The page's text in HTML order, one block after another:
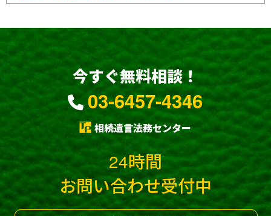
今すぐ無料相談！
03-6457-4346
相続遺言法務センター
24時間
お問い合わせ受付中